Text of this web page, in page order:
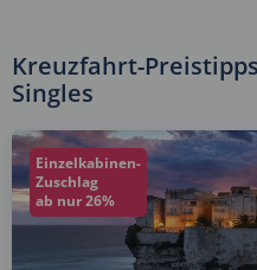
Kreuzfahrt-
Singles
Einzelkabinen-
Zuschlag
ab nur 26%